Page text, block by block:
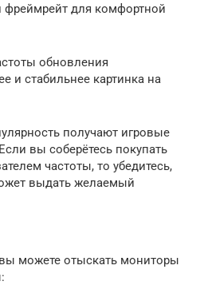
фреймрейт для комфортной
обновления
и стабильнее картинка на
получают игровые
вы соберётесь покупать
частоты, то убедитесь,
выдать желаемый
можете отыскать мониторы